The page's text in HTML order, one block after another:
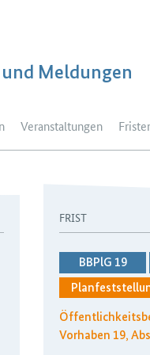
Meldungen
Veranstaltungen
FRIST
BBPlG 19
Vorhaben 19,